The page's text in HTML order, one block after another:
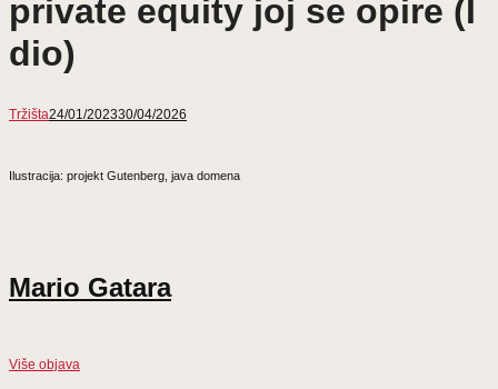
private equity joj se opire (I
dio)
Tržišta24/01/202330/04/2026
Ilustracija: projekt Gutenberg, java domena
Mario Gatara
Više objava